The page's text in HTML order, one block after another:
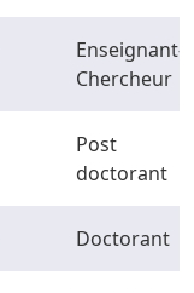
Enseignant-
Chercheur
Post
doctorant
Doctorant